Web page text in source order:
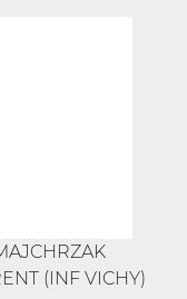
(INF VICHY)